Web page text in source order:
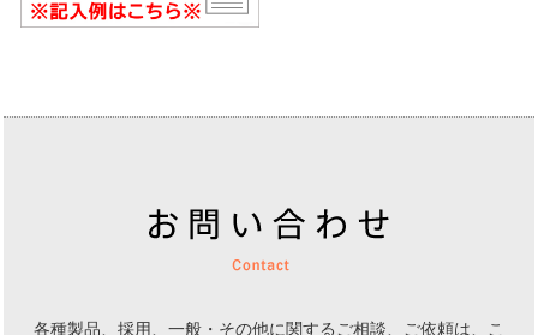
各種製品、採用、一般・その他に関するご相談、ご依頼は、
こ